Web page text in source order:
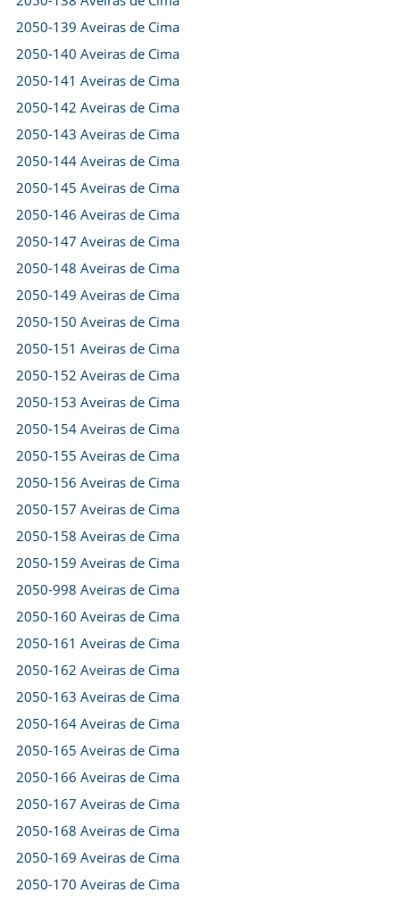
2050-139 Aveiras de Cima
2050-140 Aveiras de Cima
2050-141 Aveiras de Cima
2050-142 Aveiras de Cima
2050-143 Aveiras de Cima
2050-144 Aveiras de Cima
2050-145 Aveiras de Cima
2050-146 Aveiras de Cima
2050-147 Aveiras de Cima
2050-148 Aveiras de Cima
2050-149 Aveiras de Cima
2050-150 Aveiras de Cima
2050-151 Aveiras de Cima
2050-152 Aveiras de Cima
2050-153 Aveiras de Cima
2050-154 Aveiras de Cima
2050-155 Aveiras de Cima
2050-156 Aveiras de Cima
2050-157 Aveiras de Cima
2050-158 Aveiras de Cima
2050-159 Aveiras de Cima
2050-998 Aveiras de Cima
2050-160 Aveiras de Cima
2050-161 Aveiras de Cima
2050-162 Aveiras de Cima
2050-163 Aveiras de Cima
2050-164 Aveiras de Cima
2050-165 Aveiras de Cima
2050-166 Aveiras de Cima
2050-167 Aveiras de Cima
2050-168 Aveiras de Cima
2050-169 Aveiras de Cima
2050-170 Aveiras de Cima